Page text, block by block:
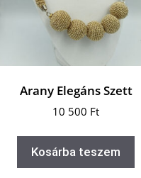
Arany Elegáns Szett
10 500 Ft
Kosárba teszem